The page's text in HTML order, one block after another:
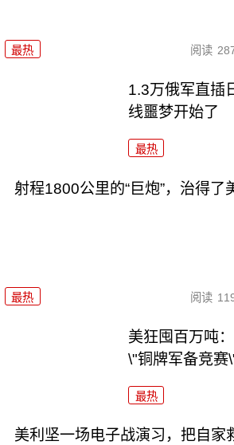
最热 阅读
1.3万俄军直插
线噩梦开始了
最热
射程1800公里的“巨炮”，治得了
最热 阅读
美狂囤百万吨
\"铜牌军备竞赛
最热
美利坚一场电子战演习，把自家